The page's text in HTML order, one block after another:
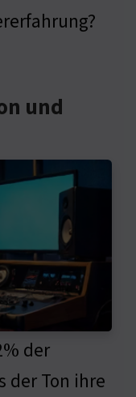
und
der
der Ton ihre